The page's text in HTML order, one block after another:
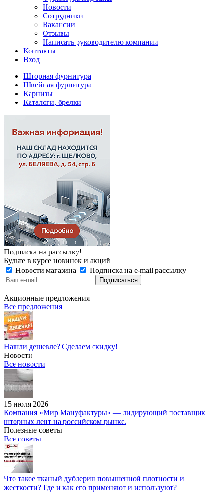
Новости
Сотрудники
Вакансии
Отзывы
Написать руководителю компании
Контакты
Вход
Шторная фурнитура
Швейная фурнитура
Карнизы
Каталоги, брелки
Подписка на рассылку!
Будьте в курсе новинок и акций
Новости магазина
Подписка на e-mail рассылку
Акционные предложения
Все предложения
Нашли дешевле? Сделаем скидку!
Новости
Все новости
15 июля 2026
Компания «Мир Мануфактуры» — лидирующий поставщик
шторных лент на российском рынке.
Полезные советы
Все советы
Что такое тканый дублерин повышенной плотности и
жесткости? Где и как его применяют и используют?